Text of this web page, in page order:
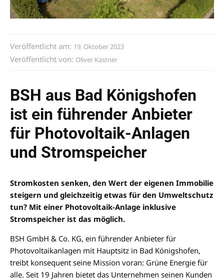
Veröffentlicht am: 19. Oktober 2023
Veröffentlicht von: Oliver Kastner
BSH aus Bad Königshofen
ist ein führender Anbieter
für Photovoltaik-Anlagen
und Stromspeicher
Stromkosten senken, den Wert der eigenen Immobilie
steigern und gleichzeitig etwas für den Umweltschutz
tun? Mit einer Photovoltaik-Anlage inklusive
Stromspeicher ist das möglich.
BSH GmbH & Co. KG, ein führender Anbieter für
Photovoltaikanlagen mit Hauptsitz in Bad Königshofen,
treibt konsequent seine Mission voran: Grüne Energie für
alle. Seit 19 Jahren bietet das Unternehmen seinen Kunden